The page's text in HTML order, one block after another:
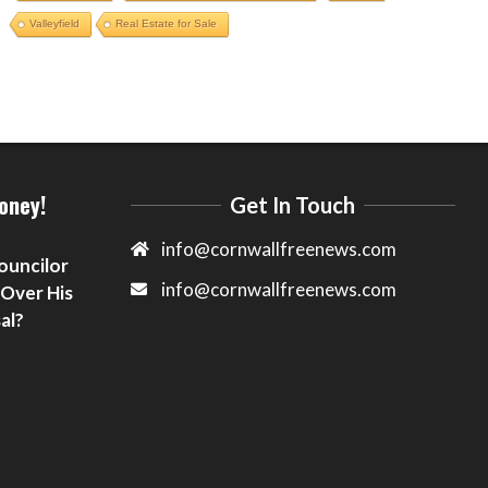
Valleyfield Real Estate for Sale
His
Get In Touch
info@cornwallfreenews.com
info@cornwallfreenews.com